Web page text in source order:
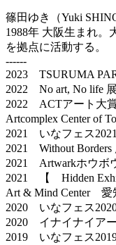
篠田ゆき（Yuki
1988年 大阪生まれ。
を拠点に活動する。
------
2023 TSURUMA
2022 No art, No life
2022 ACTアート大
Artcomplex Center of
2021 いなフェス
2021 Without
2021 Artwarkホウ
2021 【 Hidden
Art & Mind Center 愛
2020 いなフェス
2020 イナイナイア
2019 いなフェス